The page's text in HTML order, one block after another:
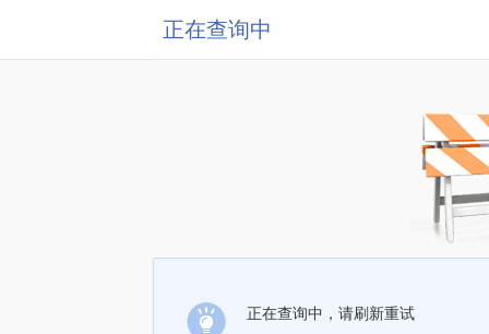
正在查询中
正在查询中，请刷新重试